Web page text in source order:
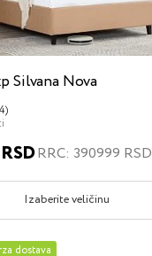
Silvana Nova
RRC: 390999 RSD
Izaberite veličinu
dostava